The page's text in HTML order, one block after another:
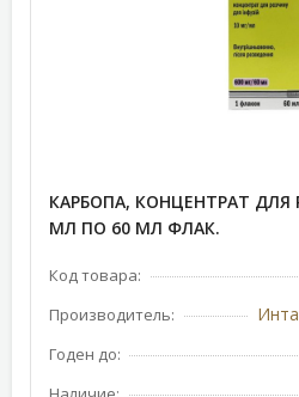
КАРБОПА, КОНЦЕНТРАТ ДЛЯ
МЛ ПО 60 МЛ ФЛАК.
Код товара:
Производитель:
Годен до: